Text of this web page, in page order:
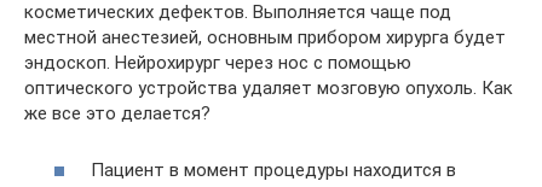
косметических дефектов. Выполняется чаще под
местной анестезией, основным прибором хирурга будет
эндоскоп. Нейрохирург через нос с помощью
оптического устройства удаляет мозговую опухоль. Как
же все это делается?
Пациент в момент процедуры находится в